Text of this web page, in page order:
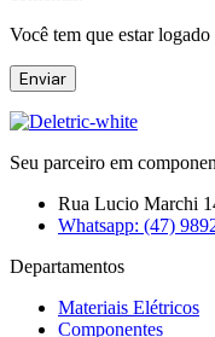
Você tem que estar
Seu parceiro em
Rua Lucio Marchi
Whatsapp: (47)
Departamentos
Materiais Elétricos
Componentes